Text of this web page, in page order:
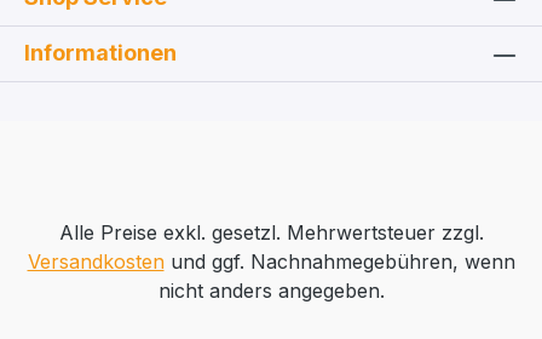
Informationen
Alle Preise exkl. gesetzl. Mehrwertsteuer zzgl.
Versandkostenund ggf. Nachnahmegebühren, wenn
nicht anders angegeben.